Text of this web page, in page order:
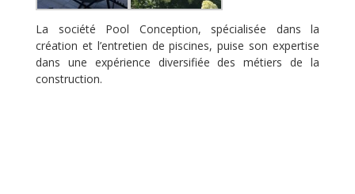
La société Pool Conception, spécialisée dans la
création et l’entretien de piscines, puise son expertise
dans une expérience diversifiée des métiers de la
construction.